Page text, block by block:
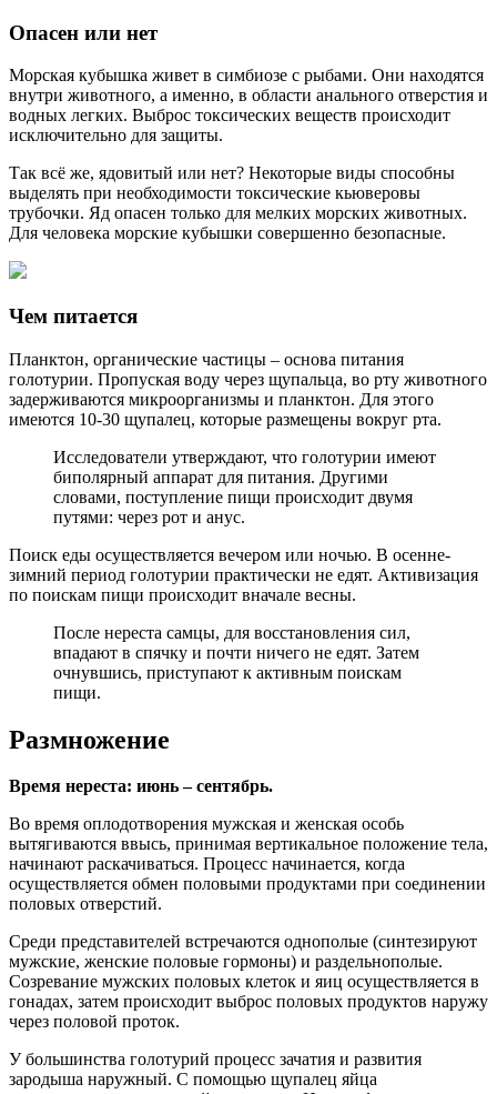
Опасен или нет
Морская кубышка живет в симбиозе с рыбами. Они находятся
внутри животного, а именно, в области анального отверстия и
водных легких. Выброс токсических веществ происходит
исключительно для защиты.
Так всё же, ядовитый или нет? Некоторые виды способны
выделять при необходимости токсические кьюверовы
трубочки. Яд опасен только для мелких морских животных.
Для человека морские кубышки совершенно безопасные.
Чем питается
Планктон, органические частицы – основа питания
голотурии. Пропуская воду через щупальца, во рту животного
задерживаются микроорганизмы и планктон. Для этого
имеются 10-30 щупалец, которые размещены вокруг рта.
Исследователи утверждают, что голотурии имеют
биполярный аппарат для питания. Другими
словами, поступление пищи происходит двумя
путями: через рот и анус.
Поиск еды осуществляется вечером или ночью. В осенне-
зимний период голотурии практически не едят. Активизация
по поискам пищи происходит вначале весны.
После нереста самцы, для восстановления сил,
впадают в спячку и почти ничего не едят. Затем
очнувшись, приступают к активным поискам
пищи.
Размножение
Время нереста: июнь – сентябрь.
Во время оплодотворения мужская и женская особь
вытягиваются ввысь, принимая вертикальное положение тела,
начинают раскачиваться. Процесс начинается, когда
осуществляется обмен половыми продуктами при соединении
половых отверстий.
Среди представителей встречаются однополые (синтезируют
мужские, женские половые гормоны) и раздельнополые.
Созревание мужских половых клеток и яиц осуществляется в
гонадах, затем происходит выброс половых продуктов наружу
через половой проток.
У большинства голотурий процесс зачатия и развития
зародыша наружный. С помощью щупалец яйца